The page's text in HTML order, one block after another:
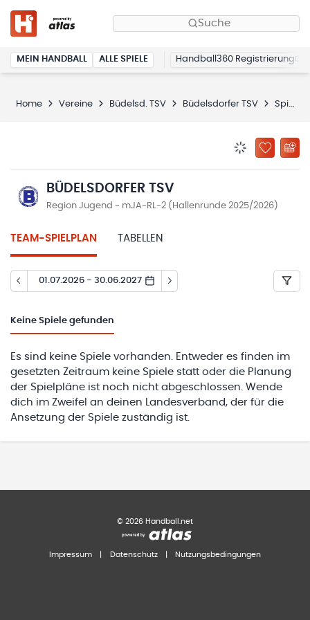
Suche
MEIN HANDBALL ALLE SPIELE Handball360 Registrierung
Home Vereine Büdelsd. TSV Büdelsdorfer TSV Spielplan
ZU
BÜDELSDORFER TSV
Region Jugend - mJA-RL-2 (Hallenrunde 2025/2026)
TEAM-SPIELPLAN TABELLEN
01.07.2026 - 30.06.2027
Keine Spiele gefunden
Es sind keine Spiele vorhanden. Entweder es finden im
gesetzten Zeitraum keine Spiele statt oder die Planung
der Spielpläne ist noch nicht abgeschlossen. Wende
dich im Zweifel an deinen Landesverband, der für die
Ansetzung der Spiele zuständig ist.
© 2026 Handball.net
Impressum Datenschutz Nutzungsbedingungen